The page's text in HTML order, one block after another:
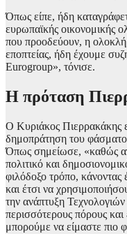
Όπως είπε, ήδη
ευρωπαϊκής οικονομικής
που προοδεύουν, η
εποπτείας, ήδη έχουμε
Eurogroup», τόνισε.
Η πρόταση
Ο Κυριάκος Πιερρακάκης
δημοπράτηση του
Όπως σημείωσε, «καθώς
πολιτικό και
φιλόδοξο τρόπο,
και έτσι να
την ανάπτυξη
περισσότερους πόρους
μπορούμε να είμαστε πιο